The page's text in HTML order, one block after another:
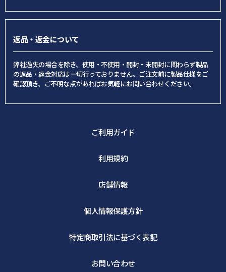
返品・返金について
弊社過失の場合を除き、使用・不使用・開封・未開封に関わらず製品
の返品・返金対応は一切行っておりません。ご注文前に製品仕様をご
確認頂き、ご不明な点があればお気軽にお問い合わせください。
ご利用ガイド
利用規約
店舗情報
個人情報保護方針
特定商取引法に基づく表記
お問い合わせ